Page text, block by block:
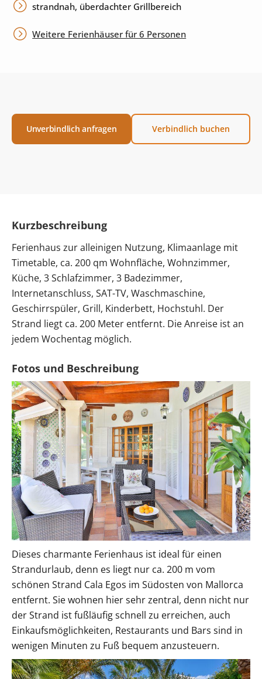
strandnah, überdachter Grillbereich
Weitere Ferienhäuser für 6 Personen
Unverbindlich anfragen Verbindlich buchen
Kurzbeschreibung
Ferienhaus zur alleinigen Nutzung, Klimaanlage mit
Timetable, ca. 200 qm Wohnfläche, Wohnzimmer,
Küche, 3 Schlafzimmer, 3 Badezimmer,
Internetanschluss, SAT-TV, Waschmaschine,
Geschirrspüler, Grill, Kinderbett, Hochstuhl. Der
Strand liegt ca. 200 Meter entfernt. Die Anreise ist an
jedem Wochentag möglich.
Dieses charmante Ferienhaus ist ideal für einen
Strandurlaub, denn es liegt nur ca. 200 m vom
schönen Strand Cala Egos im Südosten von Mallorca
entfernt. Sie wohnen hier sehr zentral, denn nicht nur
der Strand ist fußläufig schnell zu erreichen, auch
Einkaufsmöglichkeiten, Restaurants und Bars sind in
wenigen Minuten zu Fuß bequem anzusteuern.